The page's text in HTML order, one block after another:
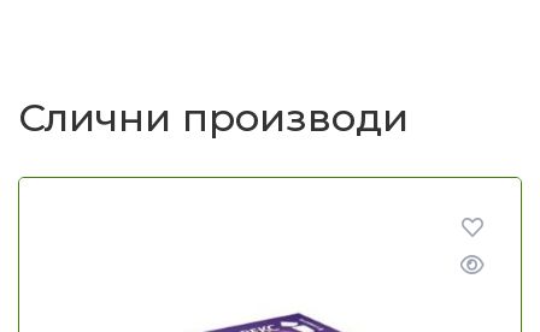
Слични производи